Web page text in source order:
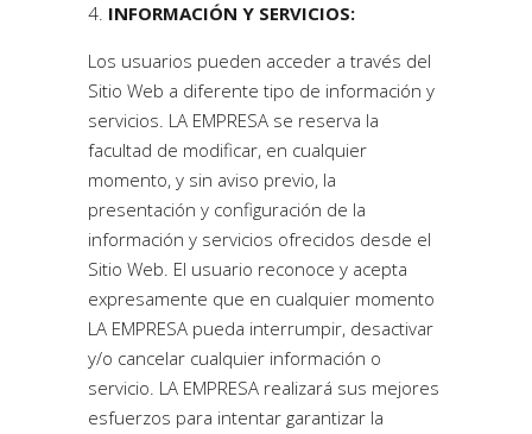
INFORMACIÓN Y SERVICIOS:
Los usuarios pueden acceder a través del
Sitio Web a diferente tipo de información y
servicios. LA EMPRESA se reserva la
facultad de modificar, en cualquier
momento, y sin aviso previo, la
presentación y configuración de la
información y servicios ofrecidos desde el
Sitio Web. El usuario reconoce y acepta
expresamente que en cualquier momento
LA EMPRESA pueda interrumpir, desactivar
y/o cancelar cualquier información o
servicio. LA EMPRESA realizará sus mejores
esfuerzos para intentar garantizar la